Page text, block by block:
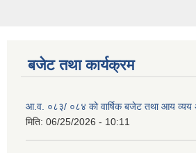
बजेट तथा कार्यक्रम
आ.व. ०८३/ ०८४ को वार्षिक बजेट तथा आय व्यय
मिति: 06/25/2026 - 10:11